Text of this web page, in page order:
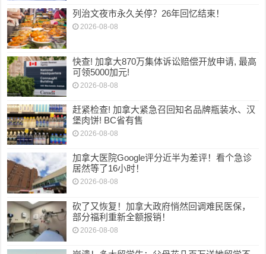
列治文夜市永久关停？26年回忆结束！
2026-08-08
快查! 加拿大870万集体诉讼赔偿开放申请, 最高
可领5000加元!
2026-08-08
赶紧检查! 加拿大紧急召回知名品牌瓶装水、汉
堡肉饼! BC省有售
2026-08-08
加拿大医院Google评分近半为差评！看个急诊
居然等了16小时！
2026-08-08
砍了又恢复！加拿大政府悄然回调难民医保，
部分福利重新全额报销！
2026-08-08